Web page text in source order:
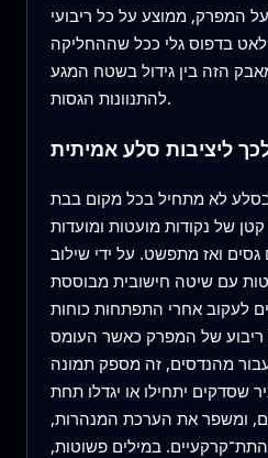
המפרק, ממוצע על כל ריבועי
לאט בדפוס גלי ככל שההחליקה
הזה בין גידול בשטח המגע
להתנוונות הגסות.
ליציבות סלע אמיתית
לא מתחיל בכל מקום בבת
של נקודות מועטות ומועדות
ואז מתפשט. על ידי שילוב
עם שיטה חישובית מבוססת
לעקוב אחרי התפתחות כוחות
ריבוע של המפרק כאשר העומס
מהנדסים, זה מספק תמונה
שסדקים יתחילו או יגדלו תחת
ומשפר את הערכת המנהרות,
במילים פשוטות,